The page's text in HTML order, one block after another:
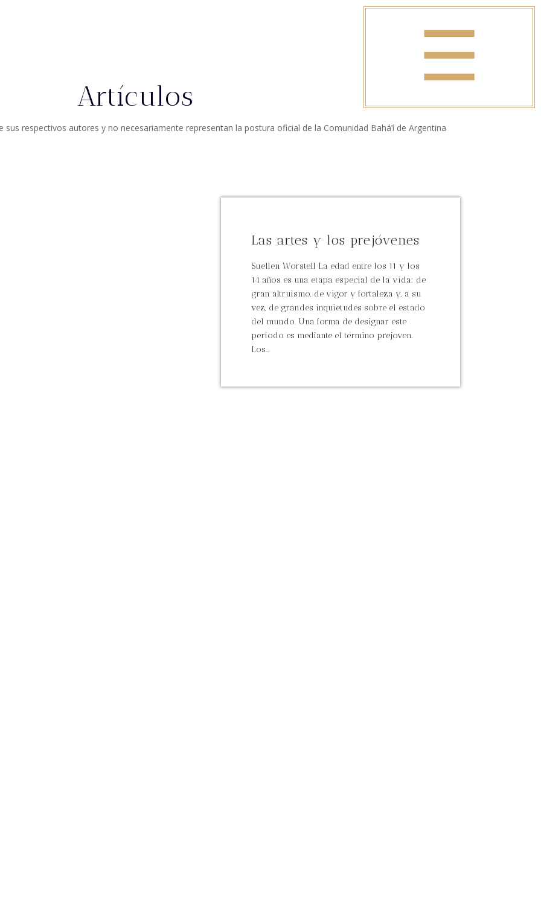
☰
Artículos
respectivos autores y no necesariamente representan la postura oficial de la Comunidad Bahá’í de Argentina
Las artes y los prejóvenes
Suellen Worstell La edad entre los 11 y los
14 años es una etapa especial de la vida: de
gran altruismo, de vigor y fortaleza y, a su
vez, de grandes inquietudes sobre el estado
del mundo. Una forma de designar este
periodo es mediante el término prejoven.
Los...